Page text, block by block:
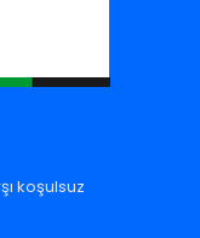
koşulsuz